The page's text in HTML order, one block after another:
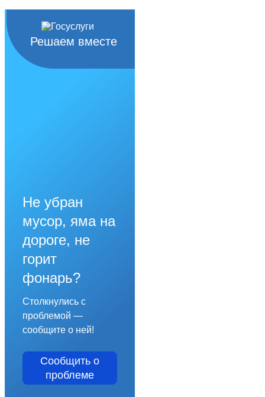
Решаем вместе
Не убран
мусор, яма на
дороге, не
горит
фонарь?
Столкнулись с
проблемой —
сообщите о ней!
Сообщить о
проблеме